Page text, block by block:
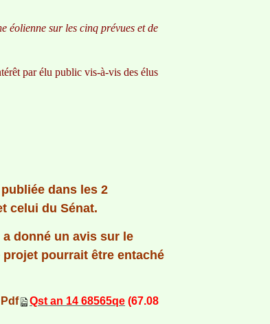
éolienne sur les cinq prévues et de
par élu public vis-à-vis des élus
dans les 2
celui du Sénat.
donné un avis sur le
pourrait être entaché
Qst an 14 68565qe (67.08